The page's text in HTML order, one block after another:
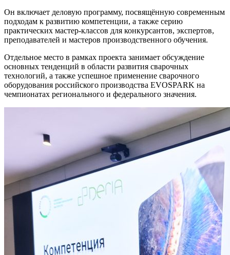
Он включает деловую программу, посвящённую современным
подходам к развитию компетенции, а также серию
практических мастер-классов для конкурсантов, экспертов,
преподавателей и мастеров производственного обучения.
Отдельное место в рамках проекта занимает обсуждение
основных тенденций в области развития сварочных
технологий, а также успешное применение сварочного
оборудования российского производства EVOSPARK на
чемпионатах регионального и федерального значения.